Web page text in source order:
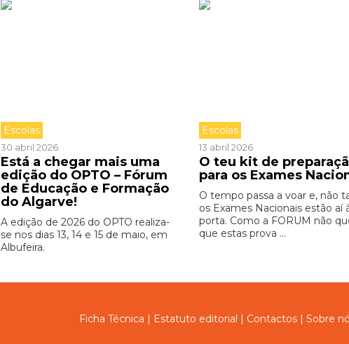
Escolas
30 abril 2026
Está a chegar mais uma
edição do OPTO – Fórum
de Educação e Formação
do Algarve!
A edição de 2026 do OPTO realiza-
se nos dias 13, 14 e 15 de maio, em
Albufeira.
Escolas
13 abril 2026
O teu kit de
para os Exames
O tempo passa a voar e, não
os Exames Nacionais estão aí
porta. Como a FORUM não
que estas prova ...
Ficha Técnica | Estatuto editorial | Contactos | Sobre